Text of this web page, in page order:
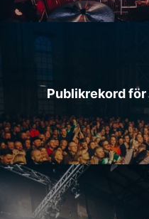
Publikrekord för